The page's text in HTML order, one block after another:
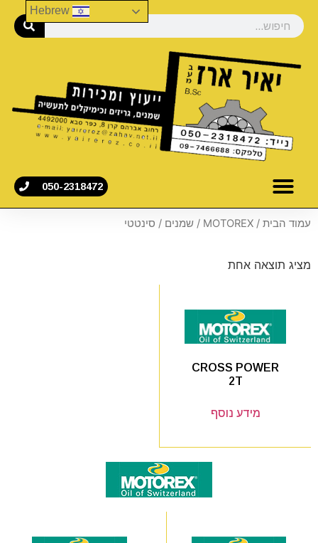
050-2318472
עמוד הבית /
MOTOREX
/ שמנים / סינטטי
מציג תוצאה אחת
CROSS POWER
2T
מידע נוסף
Hebrew